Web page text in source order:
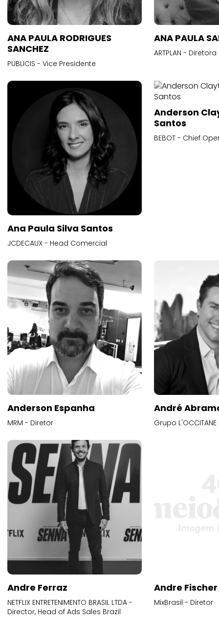
ANA PAULA RODRIGUES
SANCHEZ
PUBLICIS - Vice Presidente
ANA PAULA
ARTPLAN -
Ana Paula Silva Santos
JCDECAUX - Head Comercial
Anderson
Santos
BEBOT - Chief
Anderson Espanha
MRM - Diretor
André
Grupo
Andre Ferraz
NETFLIX ENTRETENIMENTO BRASIL LTDA -
Director, Head of Ads Sales Brazil
Andre Fischer
MixBrasil - Diretor